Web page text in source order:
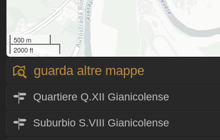
500 m
2000 ft
guarda altre mappe
Quartiere Q.XII Gianicolense
Suburbio S.VIII Gianicolense